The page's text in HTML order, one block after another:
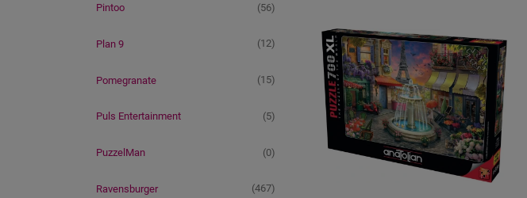
Pintoo (56)
Plan 9 (12)
Pomegranate (15)
Puls Entertainment (5)
PuzzelMan (0)
Ravensburger (467)